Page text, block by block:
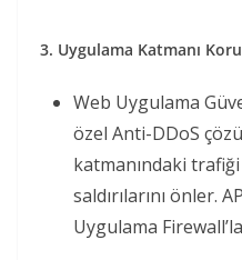
3. Uygulama Katmanı
Web Uygulama
özel Anti-DDoS
katmanındaki
saldırılarını önler.
Uygulama